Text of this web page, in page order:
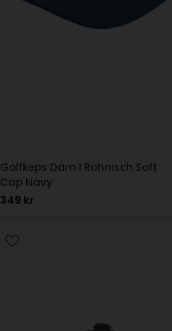
Golfkeps Dam I Röhnisch Soft
Cap Navy
349 kr